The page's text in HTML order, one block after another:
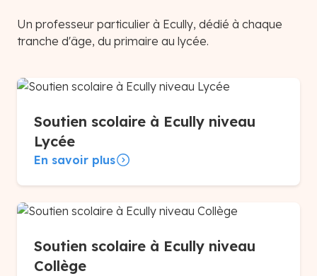
Un professeur particulier à Ecully, dédié à chaque
tranche d'âge, du primaire au lycée.
Soutien scolaire à Ecully niveau
Lycée
En savoir plus
Soutien scolaire à Ecully niveau
Collège